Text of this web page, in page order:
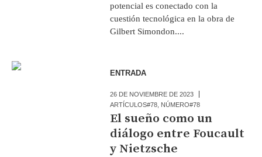
potencial es conectado con la
cuestión tecnológica en la obra de
Gilbert Simondon....
ENTRADA
26 DE NOVIEMBRE DE 2023
ARTÍCULOS#78 NÚMERO#78
El sueño como un
diálogo entre Foucault
y Nietzsche